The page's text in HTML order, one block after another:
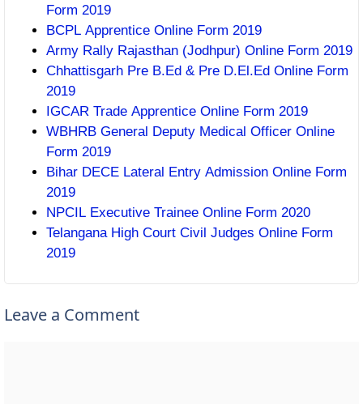
Form 2019
BCPL Apprentice Online Form 2019
Army Rally Rajasthan (Jodhpur) Online Form 2019
Chhattisgarh Pre B.Ed & Pre D.El.Ed Online Form
2019
IGCAR Trade Apprentice Online Form 2019
WBHRB General Deputy Medical Officer Online
Form 2019
Bihar DECE Lateral Entry Admission Online Form
2019
NPCIL Executive Trainee Online Form 2020
Telangana High Court Civil Judges Online Form
2019
Leave a Comment